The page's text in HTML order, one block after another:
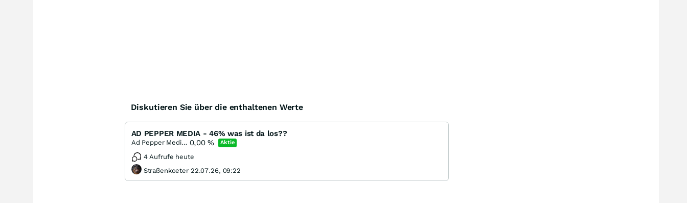
Diskutieren Sie über die enthaltenen Werte
AD PEPPER MEDIA - 46% was ist da los??
Ad Pepper Media International 0,00% Aktie
4 Aufrufe heute
Straßenkoeter 22.07.26, 09:22